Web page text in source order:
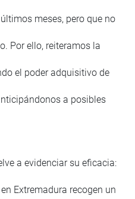
meses, pero que no
Por ello, reiteramos la
el poder adquisitivo de
a posibles
a evidenciar su eficacia:
Extremadura recogen un